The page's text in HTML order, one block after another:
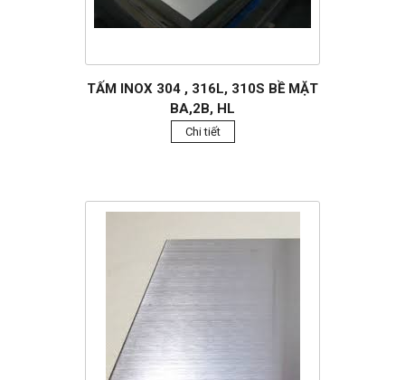
TẤM INOX 304 , 316L, 310S BỀ MẶT
BA,2B, HL
Chi tiết